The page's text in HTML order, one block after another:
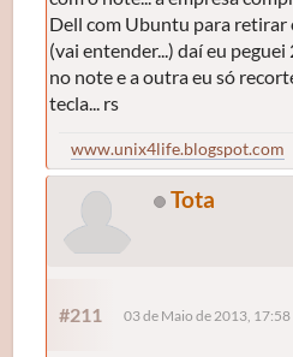
Dell com Ubuntu para retirar
(vai entender...) daí eu
no note e a outra eu só
tecla... rs
www.unix4life.blogspot.com
Tota
#211 03 de Maio de 2013, 17:58